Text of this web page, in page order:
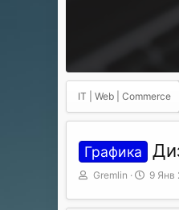
IT | Web | Commerce
Графика
А
т
Gremlin
Д
т
9 Янв